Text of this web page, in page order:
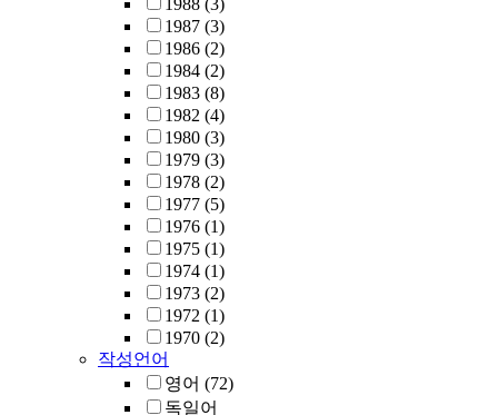
1988 (3)
1987 (3)
1986 (2)
1984 (2)
1983 (8)
1982 (4)
1980 (3)
1979 (3)
1978 (2)
1977 (5)
1976 (1)
1975 (1)
1974 (1)
1973 (2)
1972 (1)
1970 (2)
작성언어
영어 (72)
독일어